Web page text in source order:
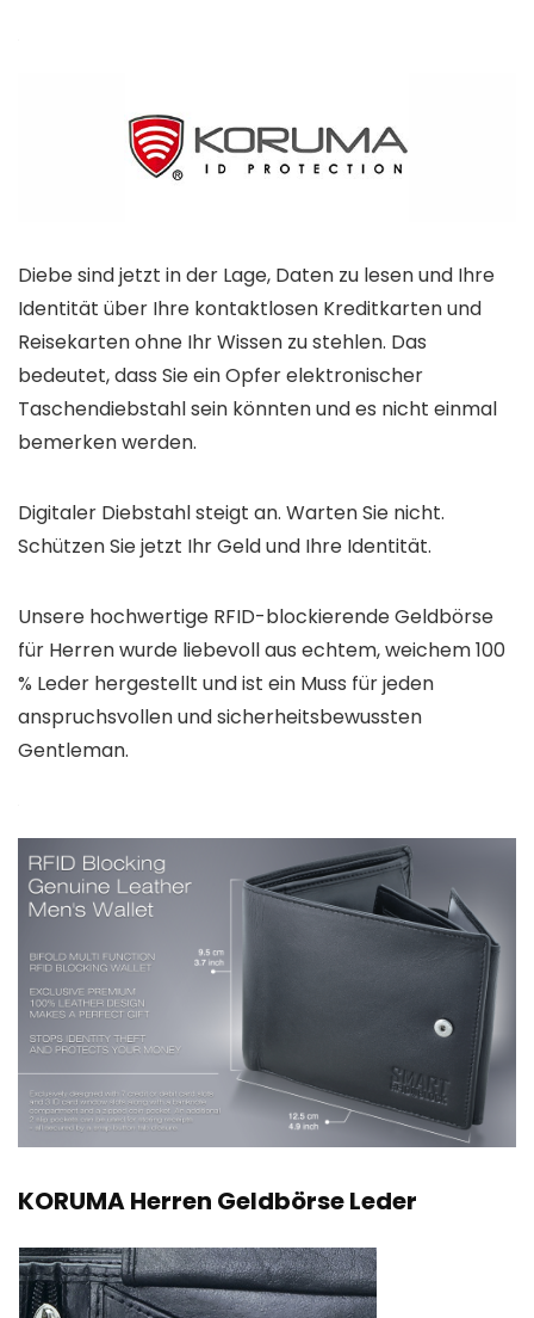
Diebe sind jetzt in der Lage, Daten zu lesen und Ihre
Identität über Ihre kontaktlosen Kreditkarten und
Reisekarten ohne Ihr Wissen zu stehlen. Das
bedeutet, dass Sie ein Opfer elektronischer
Taschendiebstahl sein könnten und es nicht einmal
bemerken werden.
Digitaler Diebstahl steigt an. Warten Sie nicht.
Schützen Sie jetzt Ihr Geld und Ihre Identität.
Unsere hochwertige RFID-blockierende Geldbörse
für Herren wurde liebevoll aus echtem, weichem 100
% Leder hergestellt und ist ein Muss für jeden
anspruchsvollen und sicherheitsbewussten
Gentleman.
KORUMA Herren Geldbörse Leder